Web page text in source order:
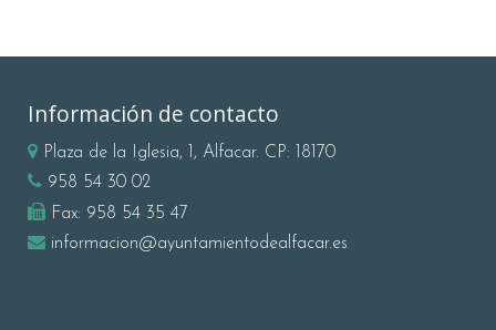
Información de contacto
Plaza de la Iglesia, 1, Alfacar. CP: 18170
958 54 30 02
Fax: 958 54 35 47
informacion@ayuntamientodealfacar.es